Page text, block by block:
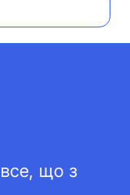
все, що з